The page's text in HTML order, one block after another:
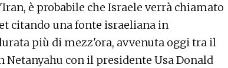
è probabile che Israele verrà chiamato
citando una fonte israeliana in
più di mezz'ora, avvenuta oggi tra il
con il presidente Usa Donald